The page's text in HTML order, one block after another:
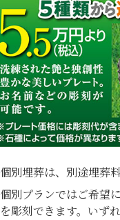
個別埋葬は、別途埋葬
個別プランではご希望
を彫刻できます。いず